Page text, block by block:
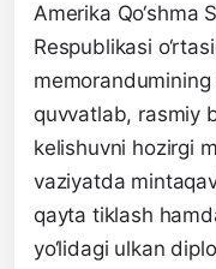
Amerika Qo‘shma
Respublikasi
memorandumining
quvvatlab, rasmiy
kelishuvni hozirgi
vaziyatda
qayta tiklash
yo‘lidagi ulkan